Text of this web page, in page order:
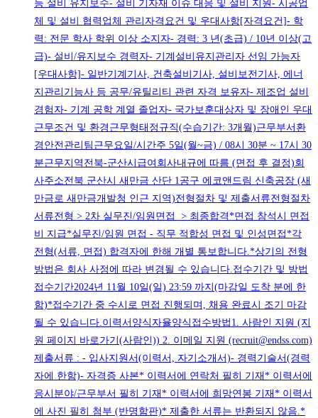
등 설비 유지보수- 설비 기자재 이슈 대응 및 설비 지원- 시공업
체 및 설비 협력업체 관리자격요건 및 우대사항[자격요건]- 학
력: 전문 학사 학위 이상 소지자- 경력: 3 년(초급) / 10년 이상(고
급)- 설비/유지보수 경력자- 기계설비유지관리자 선임 가능자
[우대사항]- 일반기계기사, 건축설비기사, 설비보전기사, 에너
지관리기능사 등 공무/유틸리티 관련 자격 보유자- 제조업 설비
경험자- 기계 공학 계열 졸업자- 국가보훈대상자 및 장애인 우대
근무조건 및 환경근무형태정규직(수습기간: 3개월)근무부서환
경안전관리팀근무요일/시간주 5일(월~금) / 08시 30분 ~ 17시 30
분근무지역전북-군산시급여회사내규에 따름 (면접 후 결정)회
사주소전북 군산시 새만금 산단 1공구 에코앤드림 신축공장 (새
만금로 새만금개발청 인근 지역)전형절차 및 제출서류전형절차
서류전형 > 2차 실무진/임원면접 > 최종합격*면접 참석시 면접
비 지급*실무진/임원 면접 - 직무 적합성 면접 및 인성면접*각
전형(서류, 면접) 합격자에 한해 개별 통보합니다.*상기의 전형
방법은 회사 사정에 따라 변경될 수 있습니다.접수기간 및 방법
접수기간2024년 11월 10일(일) 23:59 까지(마감일 도착 분에 한
함)*접수기간 중 수시로 면접 진행되며, 채용 완료시 조기 마감
될 수 있습니다.이력서양식자율양식접수방법1. 사람인 지원 (지
원 페이지 바로가기(사람인)) 2. 이메일 지원 (recruit@endss.com)
제출서류 : - 입사지원서(이력서, 자기소개서)- 경력기술서(경력
자에 한함)- 자격증 사본* 이력서에 연락처 필히 기재* 이력서에
응시분야/근무부서 필히 기재* 이력서에 희망연봉 기재* 이력서
에 사진 필히 첨부 (반명함판)* 제출한 서류는 반환되지 않음.*